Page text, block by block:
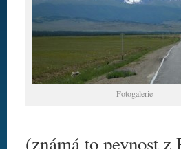
Fotogalerie
(známá to pevnost z